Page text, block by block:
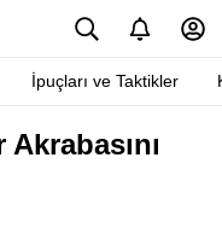
İpuçları ve Taktikler